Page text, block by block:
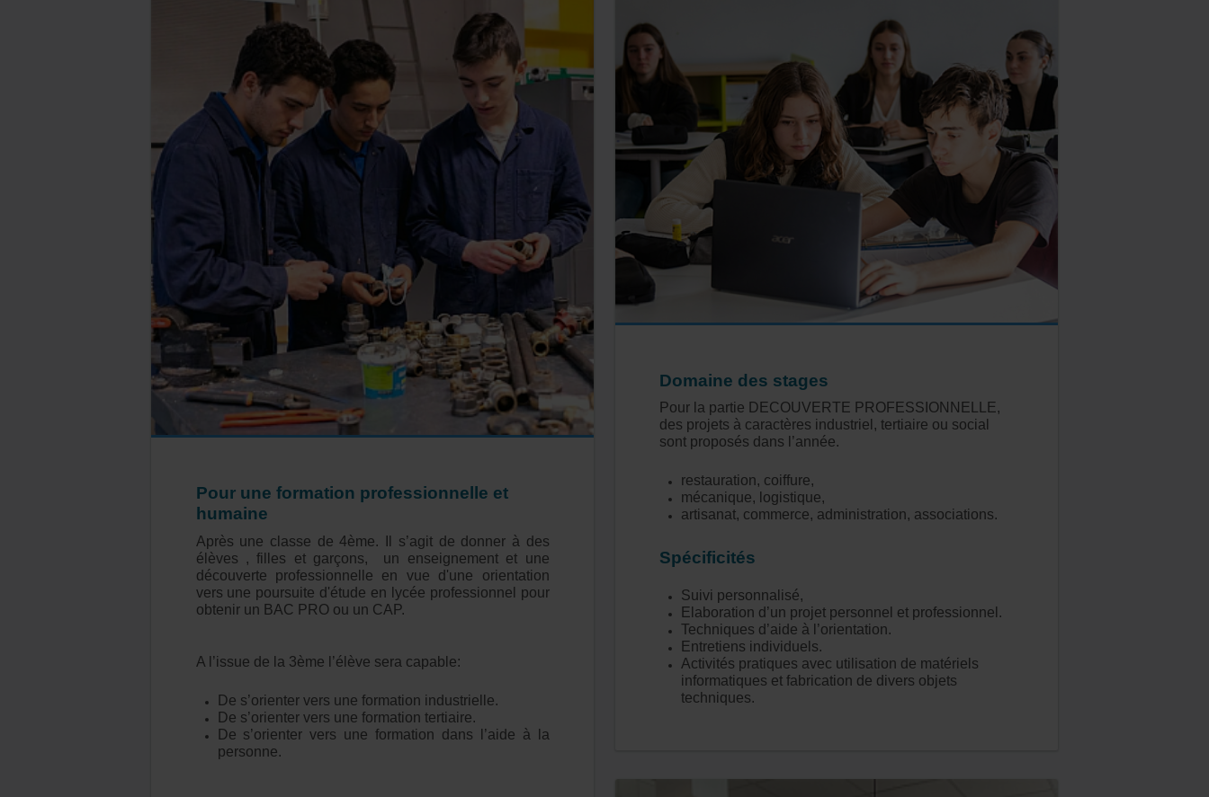
Pour une formation professionnelle et
humaine
Après une classe de 4ème. Il s’agit de donner à des
élèves , filles et garçons, un enseignement et une
découverte professionnelle en vue d'une orientation
vers une poursuite d'étude en lycée professionnel pour
obtenir un BAC PRO ou un CAP.
A l’issue de la 3ème l’élève sera capable:
De s’orienter vers une formation industrielle.
De s’orienter vers une formation tertiaire.
De s’orienter vers une formation dans l’aide à la
personne.
Domaine des stages
Pour la partie DECOUVERTE PROFESSIONNELLE,
des projets à caractères industriel, tertiaire ou social
sont proposés dans l’année.
restauration, coiffure,
mécanique, logistique,
artisanat, commerce, administration, associations.
Spécificités
Suivi personnalisé,
Elaboration d’un projet personnel et professionnel.
Techniques d’aide à l’orientation.
Entretiens individuels.
Activités pratiques avec utilisation de matériels
informatiques et fabrication de divers objets
techniques.